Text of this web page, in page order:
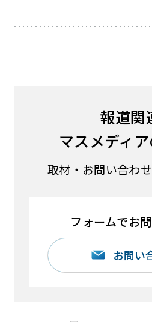
報道関
マスメディ
取材・お問い合わ
フォームでお
お問い